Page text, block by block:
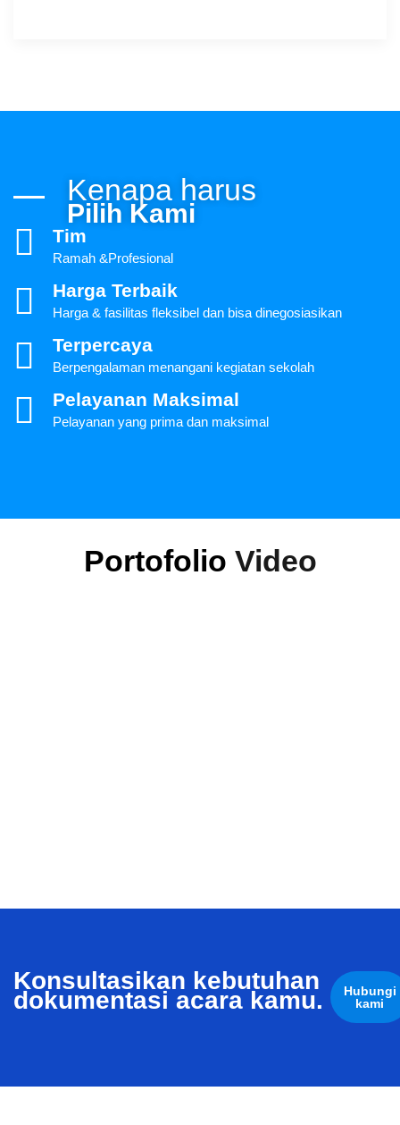
Kenapa harus
Pilih Kami
Tim
Ramah &Profesional
Harga Terbaik
Harga & fasilitas fleksibel dan bisa dinegosiasikan
Terpercaya
Berpengalaman menangani kegiatan sekolah
Pelayanan Maksimal
Pelayanan yang prima dan maksimal
Portofolio Video
Konsultasikan kebutuhan
dokumentasi acara kamu.
Hubungi
kami